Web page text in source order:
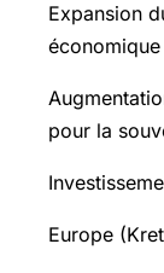
Expansion
économique
pour la
Europe